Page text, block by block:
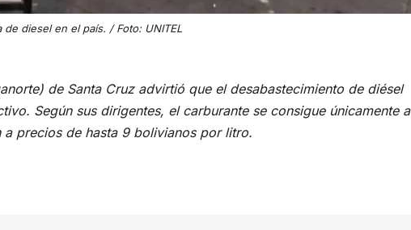
de diesel en el país. / Foto: UNITEL
de Santa Cruz advirtió que el desabastecimiento de diésel
Según sus dirigentes, el carburante se consigue únicamente a
precios de hasta 9 bolivianos por litro.